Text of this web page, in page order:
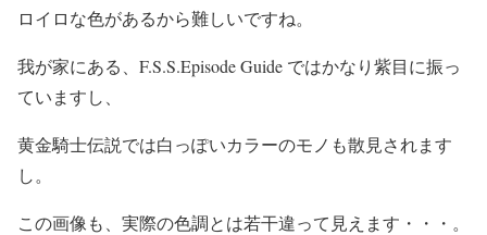
ロイロな色があるから難しいですね。
我が家にある、F.S.S.Episode Guide ではかなり紫目に振っ
ていますし、
黄金騎士伝説では白っぽいカラーのモノも散見されます
し。
この画像も、実際の色調とは若干違って見えます・・・。